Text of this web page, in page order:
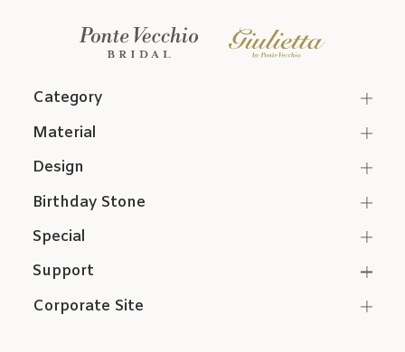
Category
Support
Corporate Site
Material
Design
Birthday Stone
Special